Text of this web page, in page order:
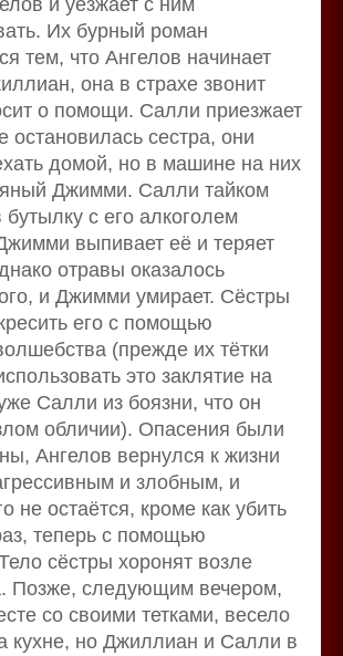
и уезжает с ним
Их бурный роман
тем, что Ангелов начинает
она в страхе звонит
о помощи. Салли приезжает
остановилась сестра, они
домой, но в машине на них
Джимми. Салли тайком
с его алкоголем
выпивает её и теряет
отравы оказалось
и Джимми умирает. Сёстры
его с помощью
(прежде их тётки
это заклятие на
Салли из боязни, что он
обличии). Опасения были
Ангелов вернулся к жизни
и злобным, и
не остаётся, кроме как убить
теперь с помощью
сёстры хоронят возле
Позже, следующим вечером,
со своими тетками, весело
кухне, но Джиллиан и Салли в